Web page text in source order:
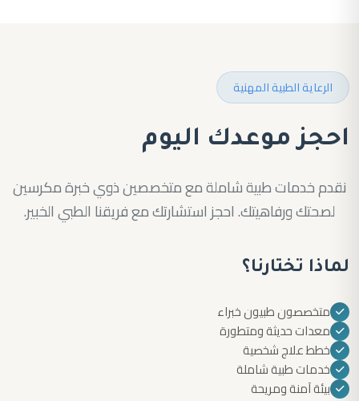
الرعاية الطبية المهنية
احجز موعدك اليوم
نقدم خدمات طبية شاملة مع متخصصين ذوي خبرة مكرسين
لصحتك ورفاهيتك. احجز استشارتك مع فريقنا الطبي الخبير.
لماذا تختارنا؟
متخصصون طبيون خبراء
معدات حديثة ومتطورة
خطط علاج شخصية
خدمات طبية شاملة
بيئة آمنة ومريحة